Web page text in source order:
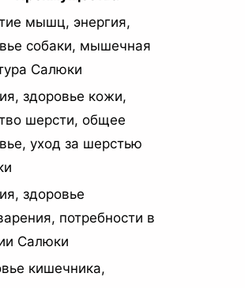
мышц, энергия,
собаки, мышечная
Салюки
здоровье кожи,
шерсти, общее
уход за шерстью
здоровье
потребности в
Салюки
кишечника,